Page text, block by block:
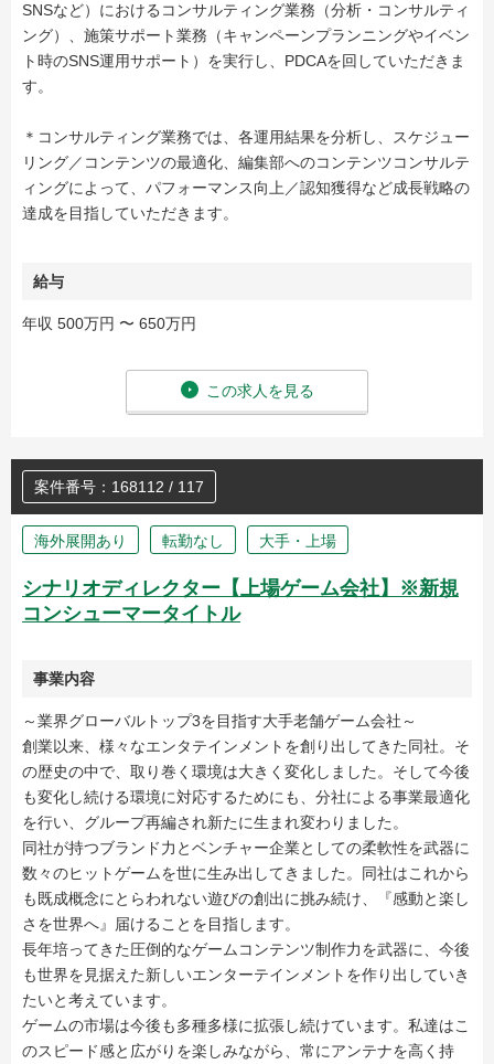
SNSなど）におけるコンサルティング業務（分析・コンサルティ
ング）、施策サポート業務（キャンペーンプランニングやイベン
ト時のSNS運用サポート）を実行し、PDCAを回していただきま
す。
＊コンサルティング業務では、各運用結果を分析し、スケジュー
リング／コンテンツの最適化、編集部へのコンテンツコンサルテ
ィングによって、パフォーマンス向上／認知獲得など成長戦略の
達成を目指していただきます。
給与
年収 500万円 〜 650万円
この求人を見る
案件番号：168112 / 117
海外展開あり 転勤なし 大手・上場
シナリオディレクター【上場ゲーム会社】※新規
コンシューマータイトル
事業内容
～業界グローバルトップ3を目指す大手老舗ゲーム会社～
創業以来、様々なエンタテインメントを創り出してきた同社。そ
の歴史の中で、取り巻く環境は大きく変化しました。そして今後
も変化し続ける環境に対応するためにも、分社による事業最適化
を行い、グループ再編され新たに生まれ変わりました。
同社が持つブランド力とベンチャー企業としての柔軟性を武器に
数々のヒットゲームを世に生み出してきました。同社はこれから
も既成概念にとらわれない遊びの創出に挑み続け、『感動と楽し
さを世界へ』届けることを目指します。
長年培ってきた圧倒的なゲームコンテンツ制作力を武器に、今後
も世界を見据えた新しいエンターテインメントを作り出していき
たいと考えています。
ゲームの市場は今後も多種多様に拡張し続けています。私達はこ
のスピード感と広がりを楽しみながら、常にアンテナを高く持